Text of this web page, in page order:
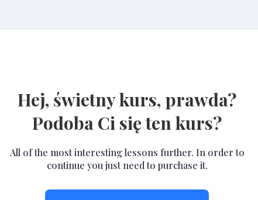
Hej, świetny kurs, prawda?
Podoba Ci się ten kurs?
All of the most interesting lessons further. In order to
continue you just need to purchase it.